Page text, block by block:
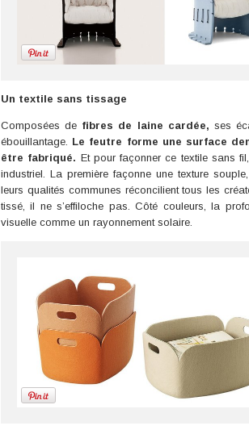
Un textile sans tissage
Composées de fibres de laine cardée, ses
ébouillantage. Le feutre forme une surface
être fabriqué. Et pour façonner ce textile sans
industriel. La première façonne une texture
leurs qualités communes réconcilient tous les
tissé, il ne s’effiloche pas. Côté couleurs, la
visuelle comme un rayonnement solaire.